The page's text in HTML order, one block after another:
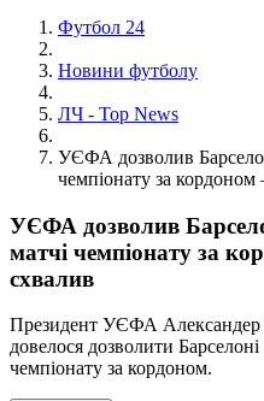
Футбол 24
Новини футболу
ЛЧ - Top News
УЄФА дозволив
чемпіонату за кордоном
УЄФА дозволив
матчі чемпіонату за
схвалив
Президент УЄФА Александер
довелося дозволити
чемпіонату за кордоном.